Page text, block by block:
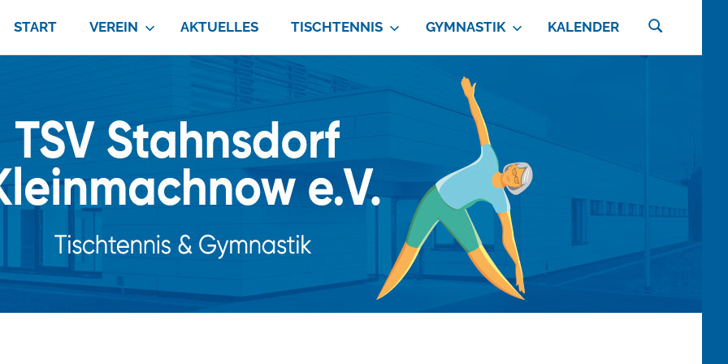
START VEREIN AKTUELLES TISCHTENNIS GYMNASTIK KALENDER